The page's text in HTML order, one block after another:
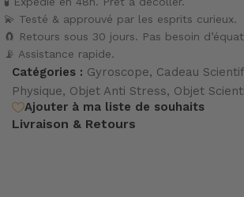
💫 Testé & approuvé par les esprits curieux.
🧲 Retours sous 30 jours. Pas besoin
📡 Assistance rapide.
Catégories : Gyroscope, Cadeau
Physique, Objet Anti Stress, Objet
Ajouter à ma liste de souhaits
Livraison & Retours